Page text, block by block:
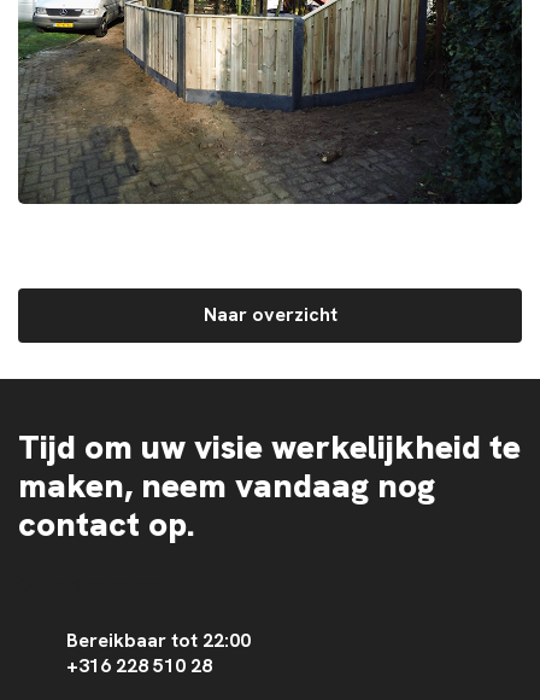
Naar overzicht
Tijd om uw visie werkelijkheid te
maken, neem vandaag nog
contact op.
Bereikbaar tot 22:00
+316 228 510 28